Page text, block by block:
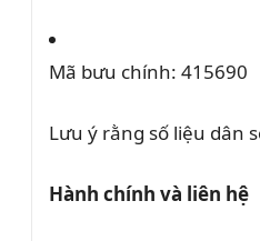
Mã bưu chính: 415690
Lưu ý rằng số liệu dân
Hành chính và liên hệ